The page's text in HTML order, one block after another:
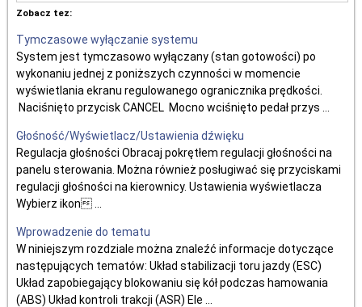
Zobacz tez:
Tymczasowe wyłączanie systemu
System jest tymczasowo wyłączany (stan gotowości) po
wykonaniu jednej z poniższych czynności w momencie
wyświetlania ekranu regulowanego ogranicznika prędkości.
Naciśnięto przycisk CANCEL Mocno wciśnięto pedał przys ...
Głośność/Wyświetlacz/Ustawienia dźwięku
Regulacja głośności Obracaj pokrętłem regulacji głośności na
panelu sterowania. Można również posługiwać się przyciskami
regulacji głośności na kierownicy. Ustawienia wyświetlacza
Wybierz ikon ...
Wprowadzenie do tematu
W niniejszym rozdziale można znaleźć informacje dotyczące
następujących tematów: Układ stabilizacji toru jazdy (ESC)
Układ zapobiegający blokowaniu się kół podczas hamowania
(ABS) Układ kontroli trakcji (ASR) Ele ...